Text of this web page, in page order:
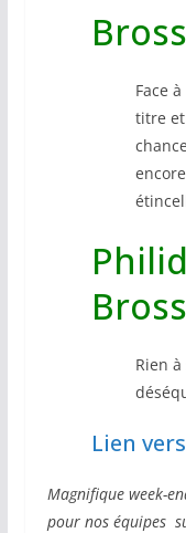
Face
titre
encore
Rien
Lien
Magnifique week-
pour nos équipes